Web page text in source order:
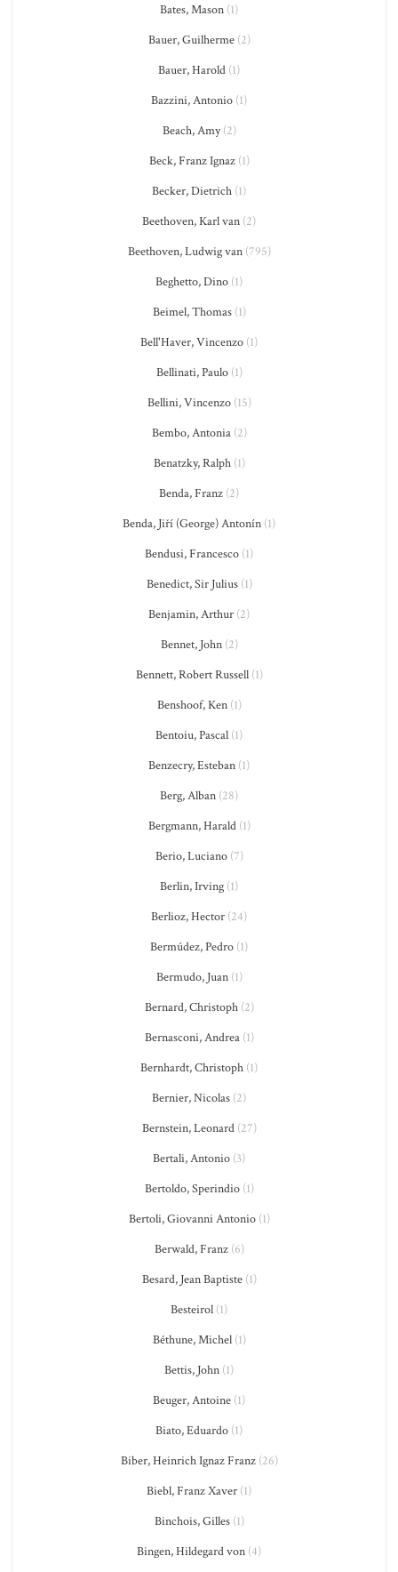
Bates, Mason (1)
Bauer, Guilherme(2)
Bauer, Harold (1)
Bazzini, Antonio (1)
Beach, Amy(2)
Beck, Franz Ignaz(1)
Becker, Dietrich (1)
Beethoven, Karl van (2)
Beethoven, Ludwig van(795)
Beghetto, Dino (1)
Beimel, Thomas(1)
Bell'Haver, Vincenzo (1)
Bellinati, Paulo(1)
Bellini, Vincenzo(15)
Bembo, Antonia(2)
Benatzky, Ralph(1)
Benda, Franz (2)
Benda, Jiří (George) Antonín (1)
Bendusi, Francesco (1)
Benedict, Sir Julius(1)
Benjamin, Arthur (2)
Bennet, John(2)
Bennett, Robert Russell(1)
Benshoof, Ken(1)
Bentoiu, Pascal (1)
Benzecry, Esteban (1)
Berg, Alban (28)
Bergmann, Harald(1)
Berio, Luciano(7)
Berlin, Irving (1)
Berlioz, Hector (24)
Bermúdez, Pedro (1)
Bermudo, Juan(1)
Bernard, Christoph(2)
Bernasconi, Andrea(1)
Bernhardt, Christoph (1)
Bernier, Nicolas (2)
Bernstein, Leonard(27)
Bertali, Antonio (3)
Bertoldo, Sperindio(1)
Bertoli, Giovanni Antonio(1)
Berwald, Franz(6)
Besard, Jean Baptiste(1)
Besteirol (1)
Béthune, Michel(1)
Bettis, John (1)
Beuger, Antoine (1)
Biato, Eduardo (1)
Biber, Heinrich Ignaz Franz(26)
Biebl, Franz Xaver (1)
Binchois, Gilles(1)
Bingen, Hildegard von (4)